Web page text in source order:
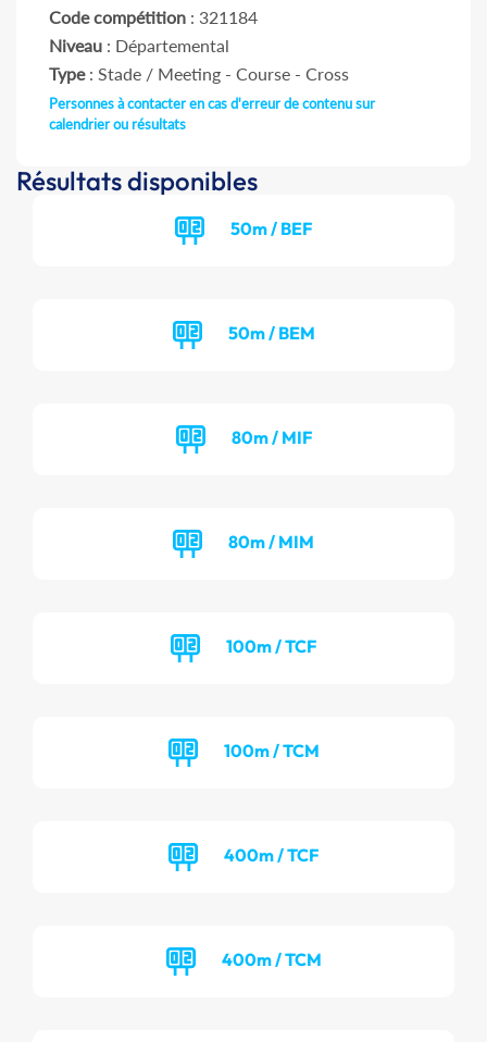
Code compétition : 321184
Niveau : Départemental
Type: Stade / Meeting - Course - Cross
Personnes à contacter en cas d'erreur de contenu sur
calendrier ou résultats
Résultats disponibles
50m / BEF
50m / BEM
80m / MIF
80m / MIM
100m / TCF
100m / TCM
400m / TCF
400m / TCM